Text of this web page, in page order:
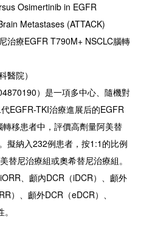
Osimertinib in EGFR
Metastases (ATTACK)
治療EGFR T790M+ NSCLC腦轉
醫院）
）是一項多中心、隨機對
EGFR-TKI治療進展后的EGFR
移患者中，評價高劑量阿美替
擬納入232例患者，按1:1的比例
替尼治療組或奧希替尼治療組。
、顱內DCR（iDCR）、顱外
）、顱外DCR（eDCR）、